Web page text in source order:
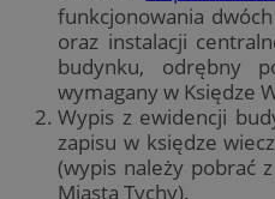
funkcjonowania
oraz instalacji
budynku, odrębny
wymagany w Księdze
Wypis z ewidencji
zapisu w księdze
(wypis należy pobrać
Miasta Tychy).